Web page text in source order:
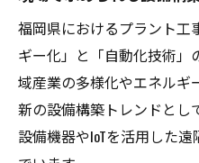
福岡県におけるプラント工
ギー化」と「自動化技術」
域産業の多様化やエネルギ
新の設備構築トレンドとし
設備機器やIoTを活用した